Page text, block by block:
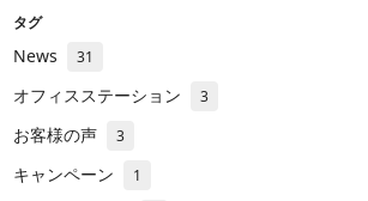
タグ
News 31
オフィスステーション 3
お客様の声 3
キャンペーン 1